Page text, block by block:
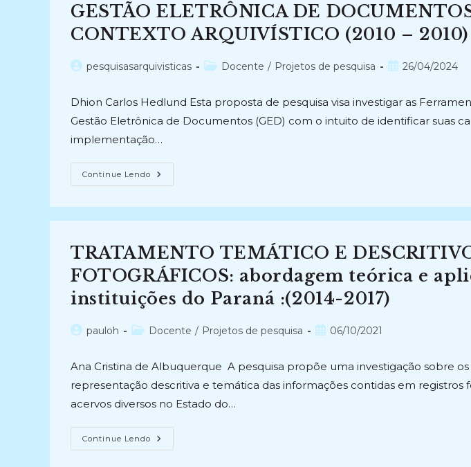
GESTÃO ELETRÔNICA DE
CONTEXTO ARQUIVÍSTICO (2010 – 2010)
Autorpesquisasarquivisticas
Categoria
Docente / Projetos de pesquisa
Post26/04/2024
Dhion Carlos Hedlund Esta proposta de pesquisa visa investigar as
Gestão Eletrônica de Documentos (GED) com o intuito de identificar suas
implementação…
Continue Lendo FERRAMENTAS
DE
PARA
ELETRÔNICA
DE
DOCUMENTOS
(GED)
NO
CONTEXTO
–
TRATAMENTO TEMÁTICO E
FOTOGRÁFICOS: abordagem teórica e
instituições do Paraná :(2014-2017)
Autorpauloh
Categoria
Docente / Projetos de pesquisa
Post06/10/2021
Ana Cristina de Albuquerque A pesquisa propõe uma investigação sobre
representação descritiva e temática das informações contidas em registros
acervos diversos no Estado do…
Continue Lendo TRATAMENTO
TEMÁTICO